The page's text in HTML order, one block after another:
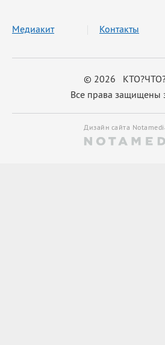
© 2026
Все права защищены
Медиакит Контакты
Дизайн сайта